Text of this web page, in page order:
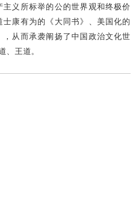
义所标举的公的世界观和终极价
康有为的《大同书》、美国化的
从而承袭阐扬了中国政治文化世
、王道。